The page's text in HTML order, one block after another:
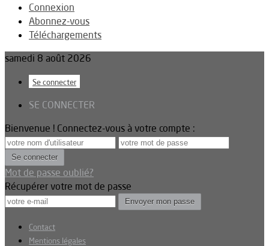
Connexion
Abonnez-vous
Téléchargements
samedi 8 août 2026
Se connecter
SE CONNECTER
Bienvenue ! Connectez-vous à votre compte :
Mot de passe oublié?
Récupérer votre mot de passe
Contact
Mentions légales